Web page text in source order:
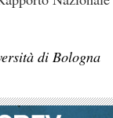
di Bologna